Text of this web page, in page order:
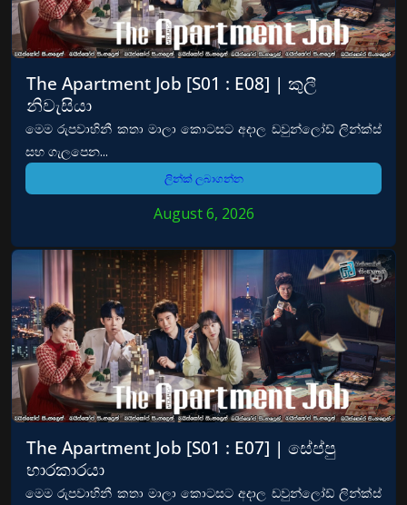
The Apartment Job [S01 : E08] | කුලී
නිවැසියා
මෙම රුපවාහිනී කතා මාලා කොටසට අදාල ඩවුන්ලෝඩ් ලින්ක්ස්
සහ ගැලපෙන...
ලින්ක් ලබාගන්න
August 6, 2026
The Apartment Job [S01 : E07] | සේප්පු
භාරකාරයා
මෙම රුපවාහිනී කතා මාලා කොටසට අදාල ඩවුන්ලෝඩ් ලින්ක්ස්